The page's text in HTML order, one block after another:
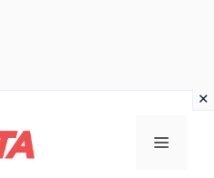
Menu